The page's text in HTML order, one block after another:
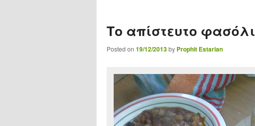
Το απίστευτο φασόλι
Posted on 19/12/2013by Prophit Estarian